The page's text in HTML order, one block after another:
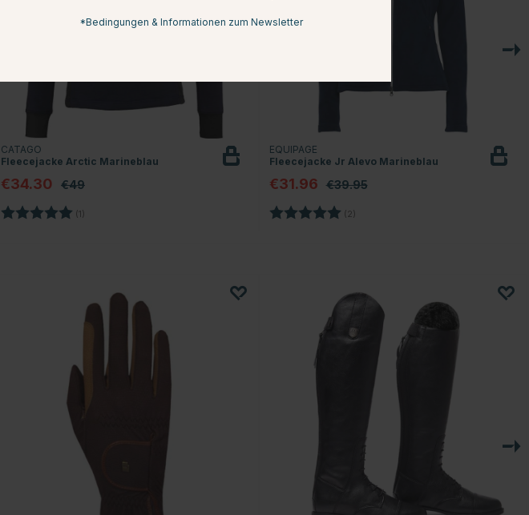
CATAGO
Fleecejacke Arctic Marineblau
€34.30 €49
Bewertung: (1)
EQUIPAGE
Fleecejacke Jr Alevo Marineblau
€31.96 €39.95
Bewertung: (2)
*Bedingungen & Informationen zum Newsletter